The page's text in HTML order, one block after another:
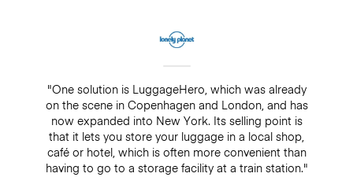
"One solution is LuggageHero, which was already
on the scene in Copenhagen and London, and has
now expanded into New York. Its selling point is
that it lets you store your luggage in a local shop,
café or hotel, which is often more convenient than
having to go to a storage facility at a train station."